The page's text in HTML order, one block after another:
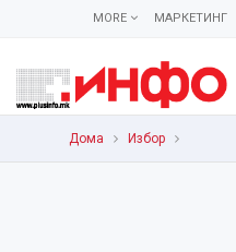
МАРКЕТИНГ
MORE
Дома Избор